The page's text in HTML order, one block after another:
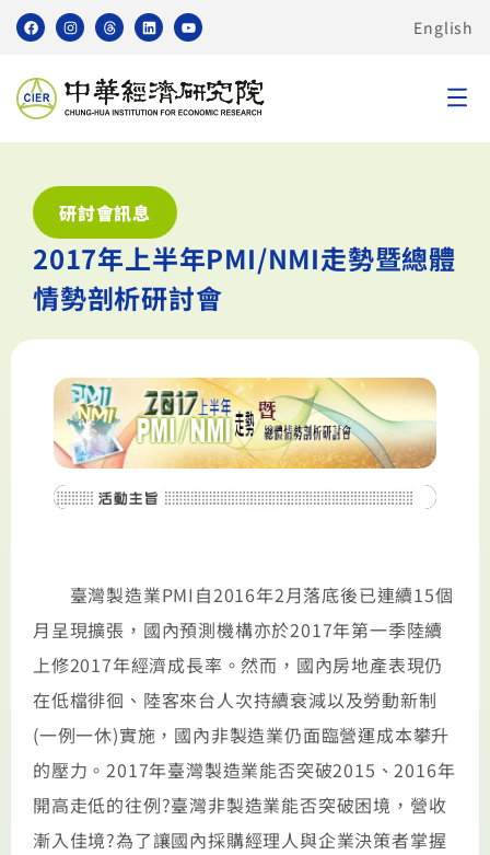
English
研討會訊息
2017年上半年PMI/NMI走勢暨總體
情勢剖析研討會
臺灣製造業PMI自2016年2月落底後已連續15個
月呈現擴張，國內預測機構亦於2017年第一季陸續
上修2017年經濟成長率。然而，國內房地產表現仍
在低檔徘徊、陸客來台人次持續衰減以及勞動新制
(一例一休)實施，國內非製造業仍面臨營運成本攀升
的壓力。2017年臺灣製造業能否突破2015、2016年
開高走低的往例?臺灣非製造業能否突破困境，營收
漸入佳境?為了讓國內採購經理人與企業決策者掌握